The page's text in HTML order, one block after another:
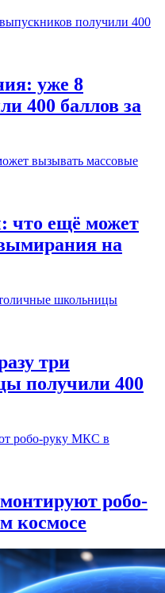
уже 8
400 баллов за
что ещё может
на
три
получили 400
робо-
космосе